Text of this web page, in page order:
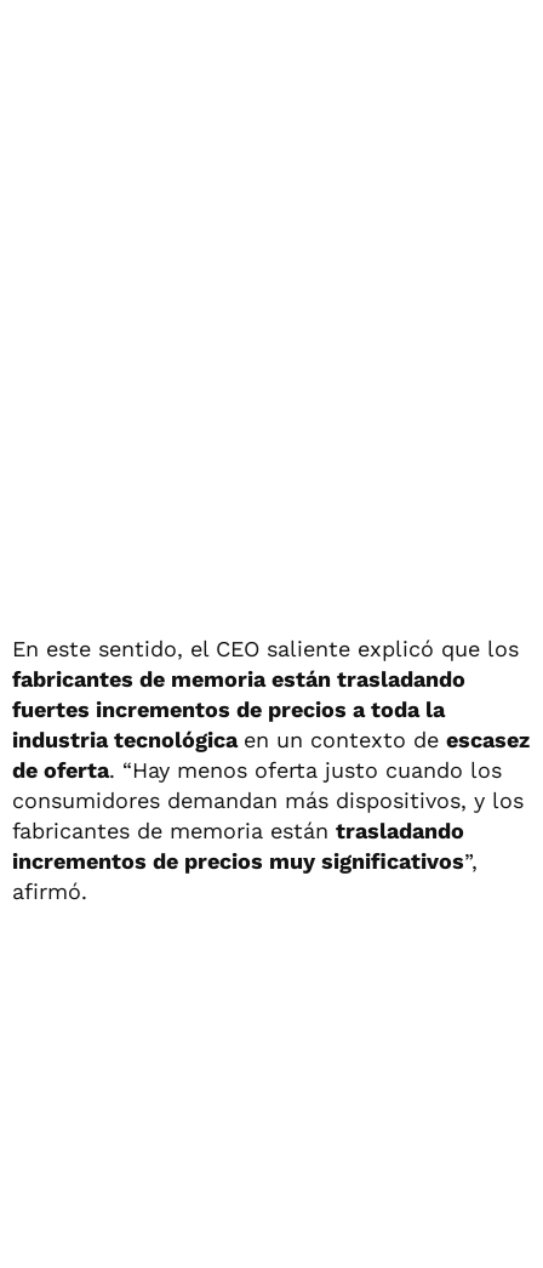
En este sentido, el CEO saliente explicó que los
fabricantes de memoria están trasladando
fuertes incrementos de precios a toda la
industria tecnológica en un contexto de escasez
de oferta. “Hay menos oferta justo cuando los
consumidores demandan más dispositivos, y los
fabricantes de memoria están trasladando
incrementos de precios muy significativos”,
afirmó.